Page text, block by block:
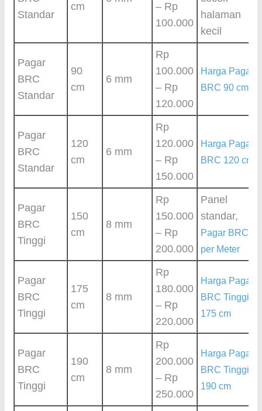
Standar
cm
– Rp
100.000
halaman
kecil
Pagar
BRC
Standar
90
cm
6 mm
Rp
100.000
– Rp
120.000
Harga Pagar
BRC 90 cm
Pagar
BRC
Standar
120
cm
6 mm
Rp
120.000
– Rp
150.000
Harga Pagar
BRC 120 cm
Pagar
BRC
Tinggi
150
cm
8 mm
Rp
150.000
– Rp
200.000
Panel
standar,
Pagar BRC
per Meter
Pagar
BRC
Tinggi
175
cm
8 mm
Rp
180.000
– Rp
220.000
Harga Pagar
BRC Tinggi
175 cm
Pagar
BRC
Tinggi
190
cm
8 mm
Rp
200.000
– Rp
250.000
Harga Pagar
BRC Tinggi
190 cm